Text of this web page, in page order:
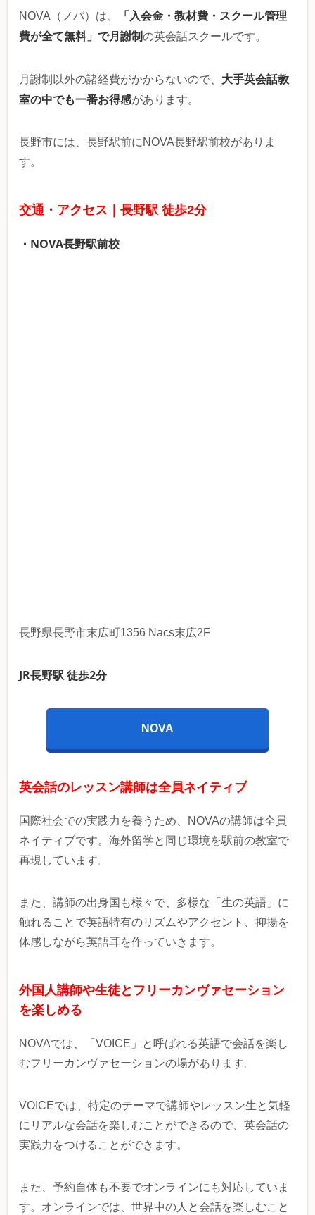
NOVA（ノバ）は、
「入会金・教材費・スクール管理
費が全て無料」で月謝制の英会話スクールです。
月謝制以外の諸経費がかからないので、 大手英会話教
室の中でも一番お得感があります。
長野市には、長野駅前にNOVA長野駅前校がありま
す。
交通・アクセス｜長野駅 徒歩2分
・NOVA長野駅前校
長野県長野市末広町1356 Nacs末広2F
JR長野駅 徒歩2分
NOVA
英会話のレッスン講師は全員ネイティブ
国際社会での実践力を養うため、NOVAの講師は全員
ネイティブです。海外留学と同じ環境を駅前の教室で
再現しています。
また、講師の出身国も様々で、多様な「生の英語」に
触れることで英語特有のリズムやアクセント、抑揚を
体感しながら英語耳を作っていきます。
外国人講師や生徒とフリーカンヴァセーション
を楽しめる
NOVAでは、「VOICE」
と呼ばれる英語で会話を楽し
むフリーカンヴァセーションの場があります。
VOICEでは、特定のテーマで講師やレッスン生と気軽
にリアルな会話を楽しむことができるので、英会話の
実践力をつけることができます。
また、予約自体も不要でオンラインにも対応していま
す。オンラインでは、世界中の人と会話を楽しむこと